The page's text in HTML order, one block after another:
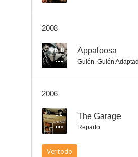
2008
6.8 Appaloosa
Guión, Guión
2006
-- The Garage
Reparto
Ver todo